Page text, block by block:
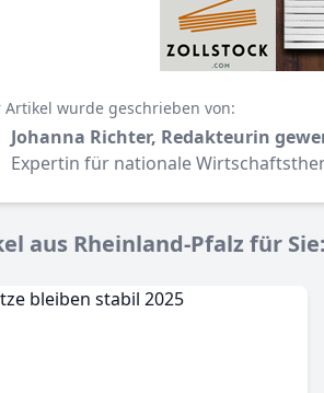
Artikel wurde geschrieben von:
Johanna Richter, Redakteurin
Expertin für nationale
aus Rheinland-Pfalz für Sie: